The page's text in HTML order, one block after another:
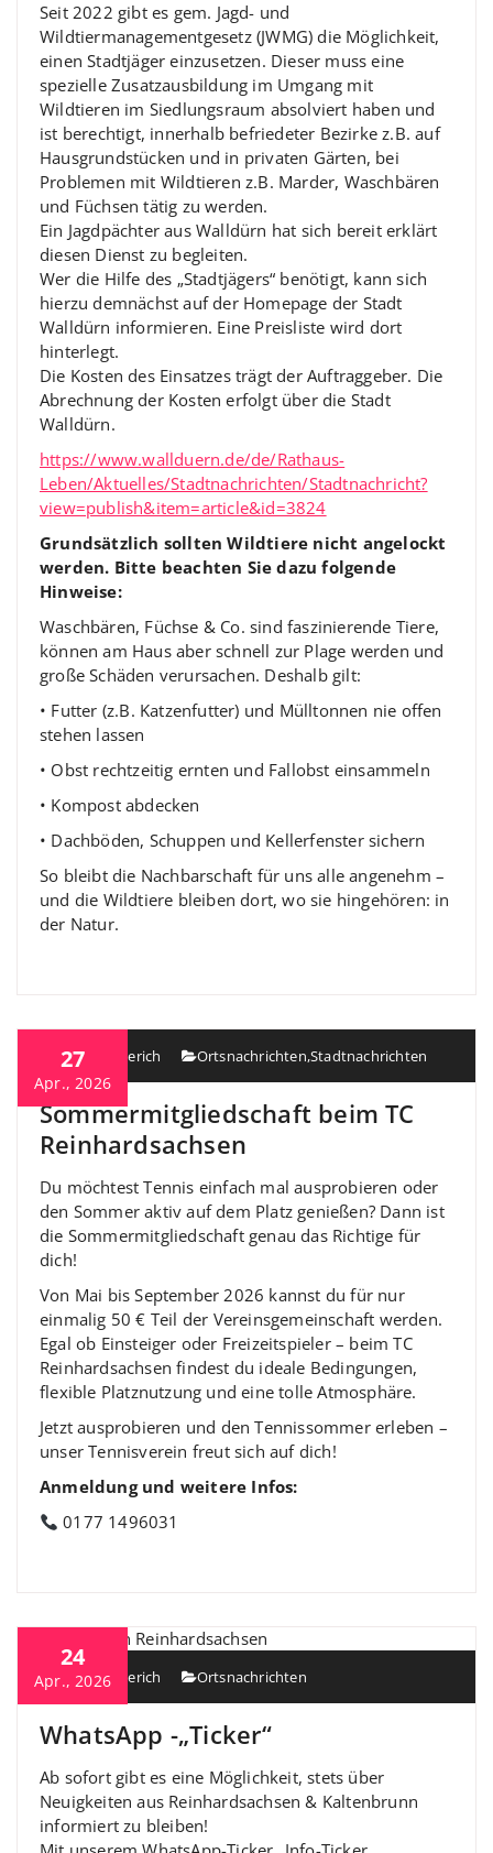
Seit 2022 gibt es gem. Jagd- und
Wildtiermanagementgesetz (JWMG) die Möglichkeit,
einen Stadtjäger einzusetzen. Dieser muss eine
spezielle Zusatzausbildung im Umgang mit
Wildtieren im Siedlungsraum absolviert haben und
ist berechtigt, innerhalb befriedeter Bezirke z.B. auf
Hausgrundstücken und in privaten Gärten, bei
Problemen mit Wildtieren z.B. Marder, Waschbären
und Füchsen tätig zu werden.
Ein Jagdpächter aus Walldürn hat sich bereit erklärt
diesen Dienst zu begleiten.
Wer die Hilfe des „Stadtjägers“ benötigt, kann sich
hierzu demnächst auf der Homepage der Stadt
Walldürn informieren. Eine Preisliste wird dort
hinterlegt.
Die Kosten des Einsatzes trägt der Auftraggeber. Die
Abrechnung der Kosten erfolgt über die Stadt
Walldürn.
https://www.wallduern.de/de/Rathaus-
Leben/Aktuelles/Stadtnachrichten/Stadtnachricht?
view=publish&item=article&id=3824
Grundsätzlich sollten Wildtiere nicht angelockt
werden. Bitte beachten Sie dazu folgende
Hinweise:
Waschbären, Füchse & Co. sind faszinierende Tiere,
können am Haus aber schnell zur Plage werden und
große Schäden verursachen. Deshalb gilt:
• Futter (z.B. Katzenfutter) und Mülltonnen nie offen
stehen lassen
• Obst rechtzeitig ernten und Fallobst einsammeln
• Kompost abdecken
• Dachböden, Schuppen und Kellerfenster sichern
So bleibt die Nachbarschaft für uns alle angenehm –
und die Wildtiere bleiben dort, wo sie hingehören: in
der Natur.
27
Apr., 2026
Heiko Berberich Ortsnachrichten,Stadtnachrichten
Sommermitgliedschaft beim TC
Reinhardsachsen
Du möchtest Tennis einfach mal ausprobieren oder
den Sommer aktiv auf dem Platz genießen? Dann ist
die Sommermitgliedschaft genau das Richtige für
dich!
Von Mai bis September 2026 kannst du für nur
einmalig 50 € Teil der Vereinsgemeinschaft werden.
Egal ob Einsteiger oder Freizeitspieler – beim TC
Reinhardsachsen findest du ideale Bedingungen,
flexible Platznutzung und eine tolle Atmosphäre.
Jetzt ausprobieren und den Tennissommer erleben –
unser Tennisverein freut sich auf dich!
Anmeldung und weitere Infos:
0177 1496031
24
Apr., 2026
Heiko Berberich Ortsnachrichten
WhatsApp -„Ticker“
Ab sofort gibt es eine Möglichkeit, stets über
Neuigkeiten aus Reinhardsachsen & Kaltenbrunn
informiert zu bleiben!